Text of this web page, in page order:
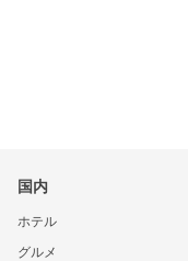
国内
ホテル
グルメ